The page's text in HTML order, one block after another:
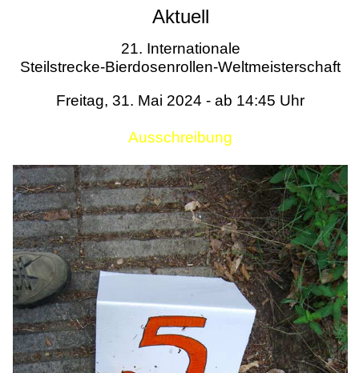
Literatur
Termine
Aktuell
21. Internationale
Steilstrecke-Bierdosenrollen-Weltmeisterschaft
Freitag, 31. Mai 2024 - ab 14:45 Uhr
Ausschreibung